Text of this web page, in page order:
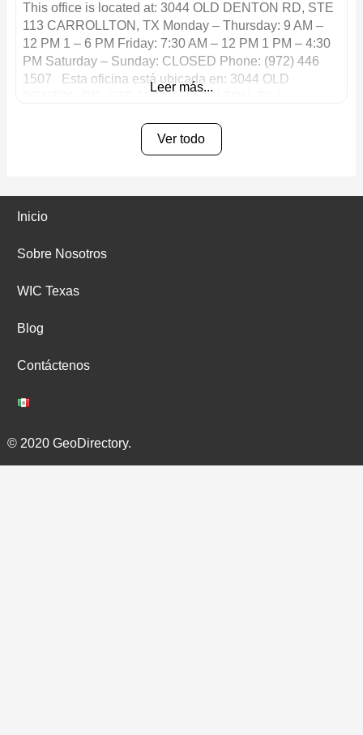
This office is located at: 3044 OLD DENTON RD, STE
113 CARROLLTON, TX Monday – Thursday: 9 AM –
12 PM 1 – 6 PM Friday: 7:30 AM – 12 PM 1 PM – 4:30
PM Saturday – Sunday: CLOSED Phone: (972) 446
1507 Esta oficina está ubicada en: 3044 OLD
Leer más...
Ver todo
Inicio
Sobre Nosotros
WIC Texas
Blog
Contáctenos
© 2020 GeoDirectory.